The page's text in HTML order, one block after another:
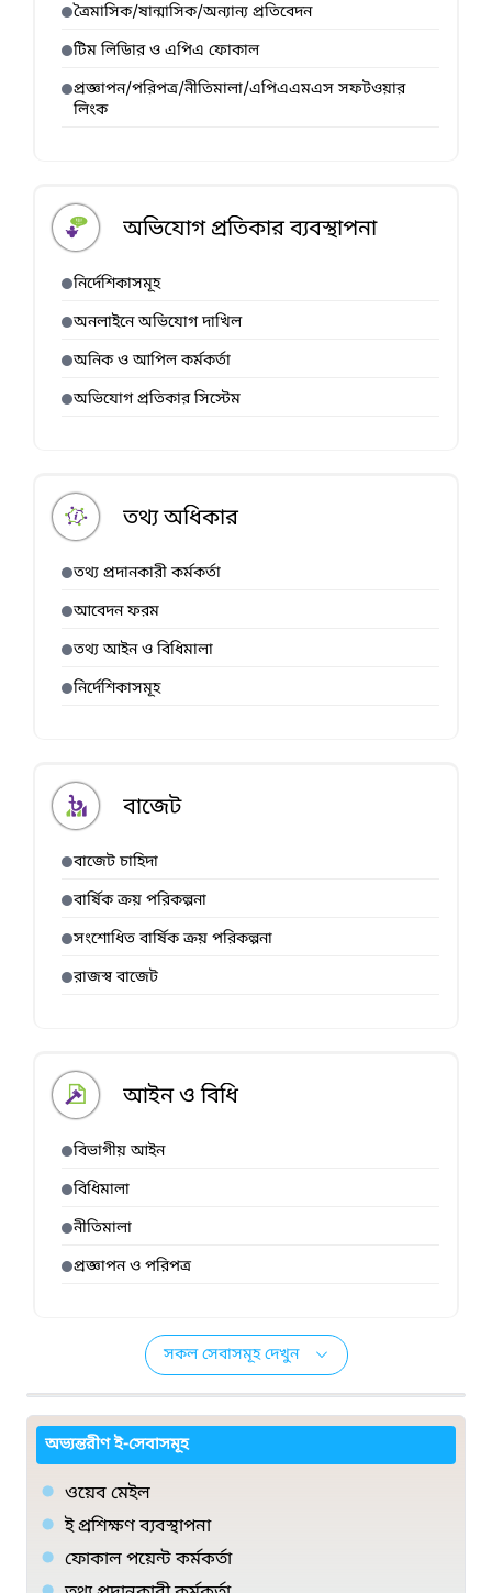
ত্রৈমাসিক/ষান্মাসিক/অন্যান্য প্রতিবেদন
টিম লিডাির ও এপিএ ফোকাল
প্রজ্ঞাপন/পরিপত্র/নীতিমালা/এপিএএমএস সফটওয়ার
লিংক
অভিযোগ প্রতিকার ব্যবস্থাপনা
নির্দেশিকাসমূহ
অনলাইনে অভিযোগ দাখিল
অনিক ও আপিল কর্মকর্তা
অভিযোগ প্রতিকার সিস্টেম
তথ্য অধিকার
তথ্য প্রদানকারী কর্মকর্তা
আবেদন ফরম
তথ্য আইন ও বিধিমালা
নির্দেশিকাসমূহ
বাজেট
বাজেট চাহিদা
বার্ষিক ক্রয় পরিকল্পনা
সংশোধিত বার্ষিক ক্রয় পরিকল্পনা
রাজস্ব বাজেট
আইন ও বিধি
বিভাগীয় আইন
বিধিমালা
নীতিমালা
প্রজ্ঞাপন ও পরিপত্র
সকল সেবাসমূহ দেখুন
অভ্যন্তরীণ ই-সেবাসমূহ
ওয়েব মেইল
ই প্রশিক্ষণ ব্যবস্থাপনা
ফোকাল পয়েন্ট কর্মকর্তা